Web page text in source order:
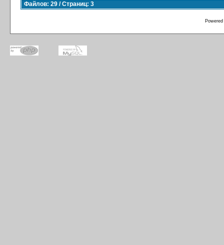
Файлов: 29 / Страниц: 3